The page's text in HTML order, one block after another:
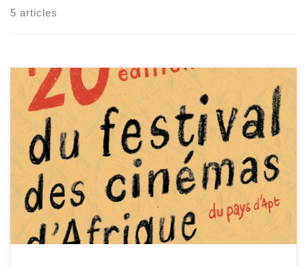
5 articles
On vous dévoile la nouvelle affiche de la 20e édition Un grand
merci à Alice Danneyrolles pour […]